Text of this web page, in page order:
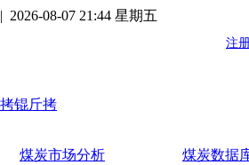
| 2026-08-07 21:44 星期五
煤炭市场分析
煤炭数据